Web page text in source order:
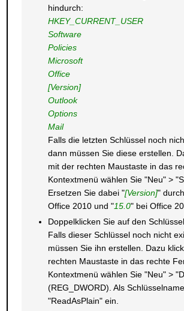
hindurch:
HKEY_CURRENT_USER
Software
Policies
Microsoft
Office
[Version]
Outlook
Options
Mail
Falls die letzten Schlüssel noch
dann müssen Sie diese erstellen.
mit der rechten Maustaste in das
Kontextmenü wählen Sie "Neu" >
Ersetzen Sie dabei "[Version]"
Office 2010 und "15.0" bei Office
Doppelklicken Sie auf den
Falls dieser Schlüssel noch nicht
müssen Sie ihn erstellen. Dazu
rechten Maustaste in das rechte
Kontextmenü wählen Sie "Neu" >
(REG_DWORD). Als
"ReadAsPlain" ein.